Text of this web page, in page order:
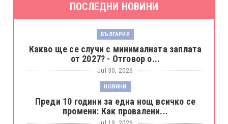
ПОСЛЕДНИ НОВИНИ
БЪЛГАРИЯ
Какво ще се случи с минималната заплата
от 2027? - Отговор о...
Jul 30, 2026
НОВИНИ
Преди 10 години за една нощ всичко се
промени: Как провалени...